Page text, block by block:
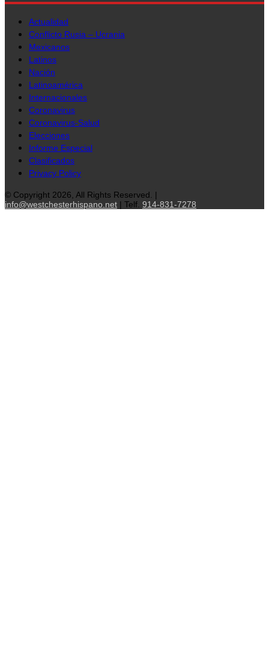
Actualidad
Conflicto Rusia – Ucrania
Mexicanos
Latinos
Nación
Latinoamérica
Internacionales
Coronavirus
Coronavirus-Salud
Elecciones
Informe Especial
Clasificados
Privacy Policy
© Copyright 2026, All Rights Reserved. |
info@westchesterhispano.net | Telf. 914-831-7278